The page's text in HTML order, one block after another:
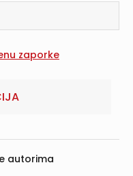
autorima